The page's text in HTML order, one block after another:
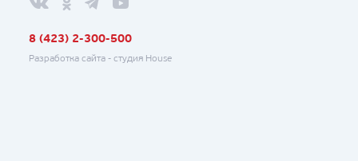
8 (423) 2-300-500
Разработка сайта - студия House